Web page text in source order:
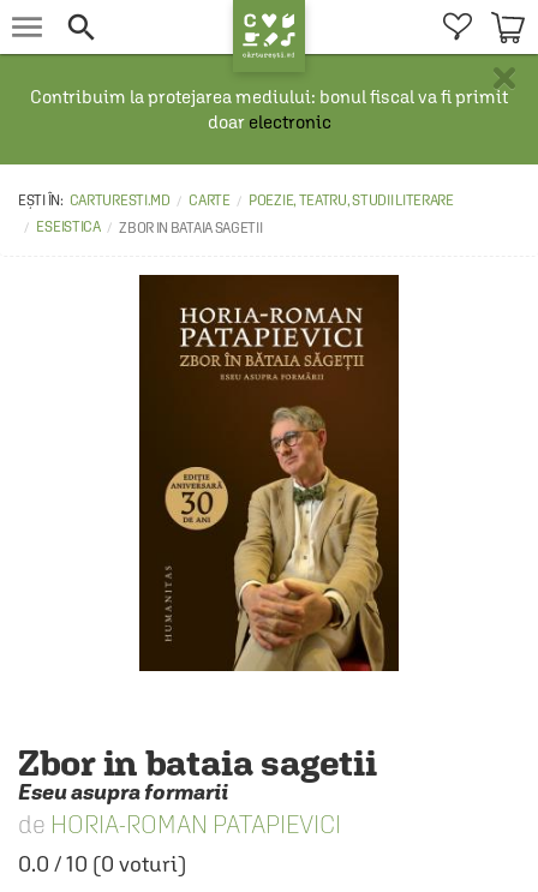
 
×
Contribuim la protejarea mediului: bonul fiscal va fi primit
doar electronic
CARTURESTI.MD CARTE
POEZIE, TEATRU, STUDII LITERARE
ESEISTICA
ZBOR IN BATAIA SAGETII
Zbor in bataia sagetii
Eseu asupra formarii
HORIA-ROMAN PATAPIEVICI
0.0 /10 (0 voturi)